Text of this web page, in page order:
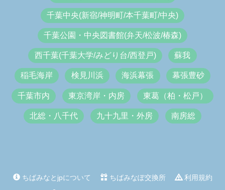
千葉中央(新宿/神明町/本千葉町/中央)
千葉公園・中央図書館(弁天/松波/椿森)
西千葉(千葉大学/みどり台/西登戸) 蘇我
稲毛海岸 検見川浜 海浜幕張 幕張豊砂
千葉市内 東京湾岸・内房 東葛（柏・松戸）
北総・八千代 九十九里・外房 南房総
ちばみなとjpについて ちばみなぽ交換所
利用規約